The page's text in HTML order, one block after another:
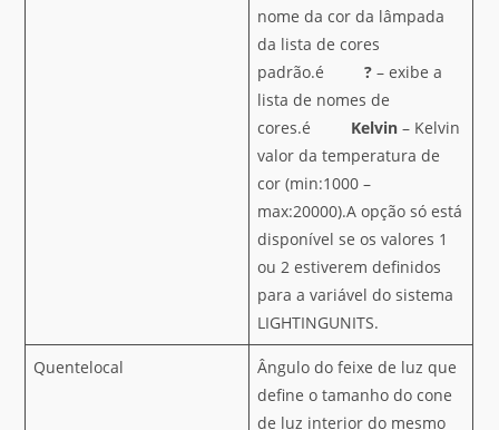
nome da cor da lâmpada
da lista de cores
padrão.é? – exibe a
lista de nomes de
cores.é Kelvin – Kelvin
valor da temperatura de
cor (min:1000 –
max:20000).A opção só está
disponível se os valores 1
ou 2 estiverem definidos
para a variável do sistema
LIGHTINGUNITS.
Quentelocal
Ângulo do feixe de luz que
define o tamanho do cone
de luz interior do mesmo